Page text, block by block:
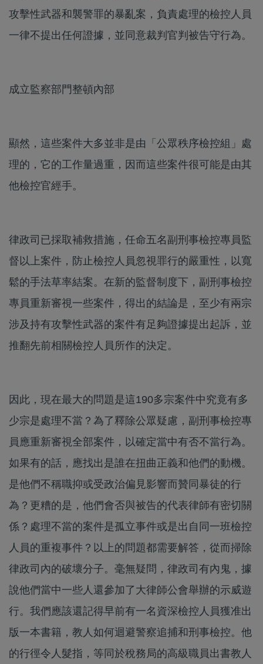
攻擊性武器和襲警罪的暴亂案，負責處理的檢控人員
一律不提出任何證據，並同意裁判官判被告守行為。
成立監察部門整頓內部
顯然，這些案件大多並非是由「公眾秩序檢控組」處
理的，它的工作量過重，因而這些案件很可能是由其
他檢控官經手。
律政司已採取補救措施，任命五名副刑事檢控專員監
督以上案件，防止檢控人員忽視罪行的嚴重性，以寬
鬆的手法草率結案。在新的監督制度下，副刑事檢控
專員重新審視一些案件，得出的結論是，至少有兩宗
涉及持有攻擊性武器的案件有足夠證據提出起訴，並
推翻先前相關檢控人員所作的決定。
因此，現在最大的問題是這190多宗案件中究竟有多
少宗是處理不當？為了釋除公眾疑慮，副刑事檢控專
員應重新審視全部案件，以確定當中有否不當行為。
如果有的話，應找出是誰在扭曲正義和他們的動機。
是他們不稱職抑或受政治偏見影響而贊同暴徒的行
為？更糟的是，他們會否與被告的代表律師有密切關
係？處理不當的案件是孤立事件或是出自同一班檢控
人員的重複事件？以上的問題都需要解答，從而掃除
律政司內的破壞分子。毫無疑問，律政司有內鬼，據
說他們當中一些人還參加了大律師公會舉辦的示威遊
行。我們應該還記得早前有一名資深檢控人員獲准出
版一本書籍，教人如何迴避警察追捕和刑事檢控。他
的行徑令人髮指，等同於稅務局的高級職員出書教人